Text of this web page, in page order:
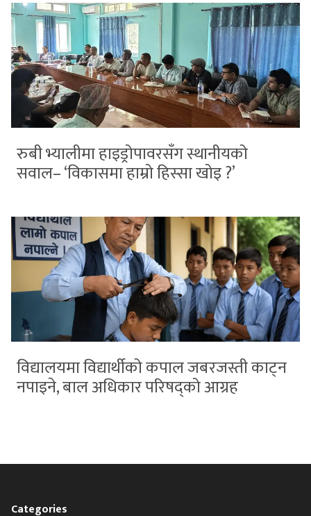
रुबी भ्यालीमा हाइड्रोपावरसँग स्थानीयको
सवाल– ‘विकासमा हाम्रो हिस्सा खोइ ?’
विद्यालयमा विद्यार्थीको कपाल जबरजस्ती काट्न
नपाइने, बाल अधिकार परिषद्को आग्रह
Categories